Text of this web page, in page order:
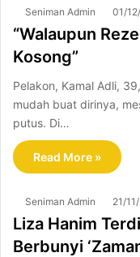
Seniman Admin 01/
“Walaupun
Kosong”
Pelakon, Kamal Adli,
mudah buat dirinya,
putus. Di…
Read More »
Seniman Admin 21/
Liza Hanim
Berbunyi